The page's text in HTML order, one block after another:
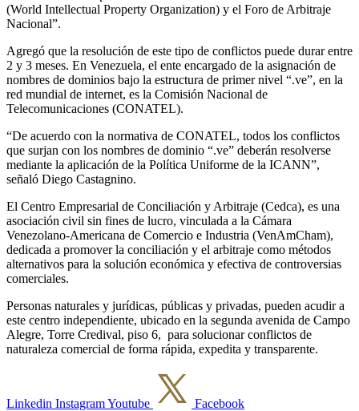
(World Intellectual Property Organization) y el Foro de Arbitraje
Nacional”.
Agregó que la resolución de este tipo de conflictos puede durar entre
2 y 3 meses. En Venezuela, el ente encargado de la asignación de
nombres de dominios bajo la estructura de primer nivel “.ve”, en la
red mundial de internet, es la Comisión Nacional de
Telecomunicaciones (CONATEL).
“De acuerdo con la normativa de CONATEL, todos los conflictos
que surjan con los nombres de dominio “.ve” deberán resolverse
mediante la aplicación de la Política Uniforme de la ICANN”,
señaló Diego Castagnino.
El Centro Empresarial de Conciliación y Arbitraje (Cedca), es una
asociación civil sin fines de lucro, vinculada a la Cámara
Venezolano-Americana de Comercio e Industria (VenAmCham),
dedicada a promover la conciliación y el arbitraje como métodos
alternativos para la solución económica y efectiva de controversias
comerciales.
Personas naturales y jurídicas, públicas y privadas, pueden acudir a
este centro independiente, ubicado en la segunda avenida de Campo
Alegre, Torre Credival, piso 6, para solucionar conflictos de
naturaleza comercial de forma rápida, expedita y transparente.
Linkedin InstagramYoutube Facebook